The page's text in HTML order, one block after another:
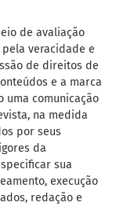
de avaliação
veracidade e
de direitos de
e a marca
uma comunicação
na medida
por seus
da
sua
execução
redação e